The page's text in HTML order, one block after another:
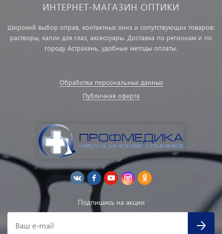
ИНТЕРНЕТ-МАГАЗИН ОПТИКИ
Широкий выбор оправ, контактных линз и сопутствующих товаров:
растворы, капли для глаз, аксессуары. Доставка по регионам и по
городу Астрахань, удобные методы оплаты.
Обработка персональных данных
Публичная оферта
Подпишись на акции
Ваш e-mail